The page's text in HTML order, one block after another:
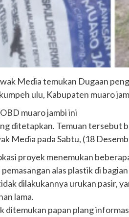
Media temukan Dugaan
ulu, Kabupaten muaro
muaro jambi ini
ditetapkan. Temuan tersebut
Media pada Sabtu, (18
proyek menemukan
alas plastik di
dilakukannya urukan pasir,
lama.
ditemukan papan plang